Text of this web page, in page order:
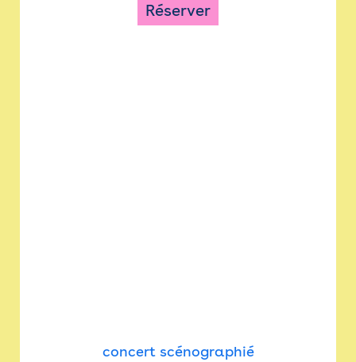
Réserver
concert scénographié